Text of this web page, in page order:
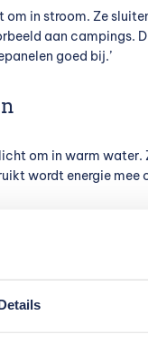
om in stroom. Ze
aan campings.
goed bij.’
om in warm water.
wordt energie mee
energie om
voor tal van
bungalowpark.’